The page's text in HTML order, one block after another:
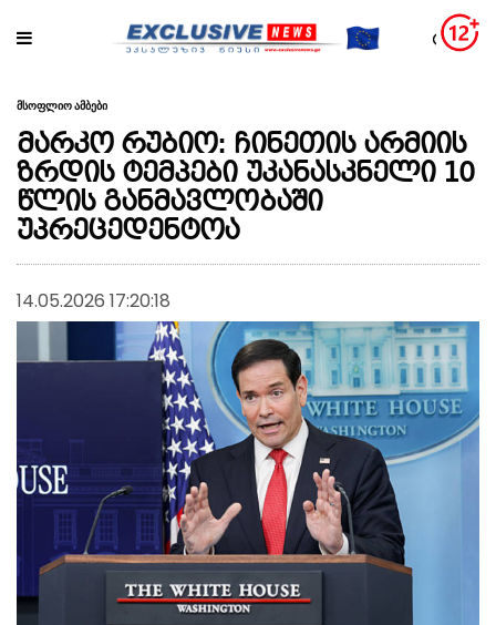
მსოფლიო ამბები
მარკო რუბიო: ჩინეთის არმიის
ზრდის ტემპები უკანასკნელი 10
წლის განმავლობაში
უპრეცედენტოა
14.05.2026 17:20:18